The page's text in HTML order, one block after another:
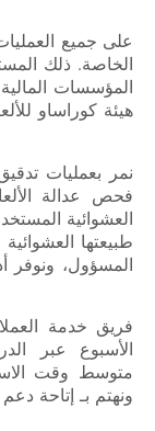
الخاصة. ذلك
المؤسسات
هيئة كوراساو
نمر بعمليات
فحص عدالة
العشوائية
طبيعتها
المسؤول، ونوفر
فريق خدمة
الأسبوع عبر
متوسط وقت
ونهتم بـ إتاحة